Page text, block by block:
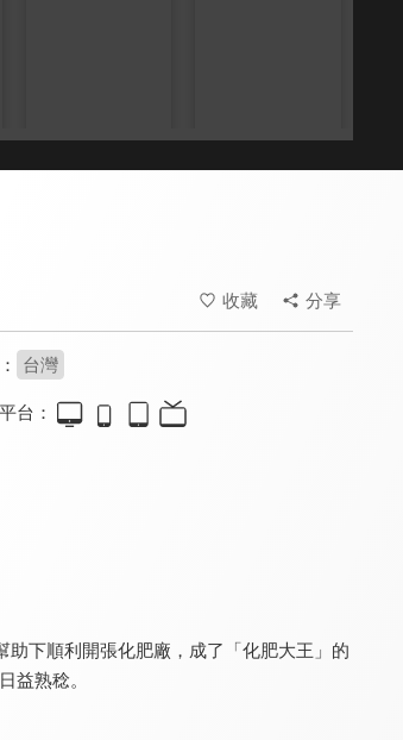
收藏 分享
台灣
台：
下順利開張化肥廠，成了「化肥大王」的
益熟稔。